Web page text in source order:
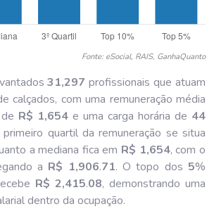
Fonte: eSocial, RAIS, GanhaQuanto
31,297 profissionais que atuam
calçados, com uma remuneração média
R$ 1,654 e uma carga horária de 44
quartil da remuneração se situa
a mediana fica em R$ 1,654, com o
a R$ 1,906.71. O topo dos 5%
R$ 2,415.08, demonstrando uma
dentro da ocupação.